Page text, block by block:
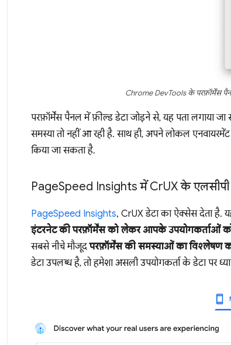
Chrome DevTools के परफ़ॉर्मेंस
परफ़ॉर्मेंस पैनल में फ़ील्ड डेटा जोड़ने से, यह पता लगाया
समस्या तो नहीं आ रही है. साथ ही, अपने लोकल
किया जा सकता है.
PageSpeed Insights में CrUX के एलसीपी
PageSpeed Insights, CrUX डेटा का ऐक्सेस देता है.
इंटरनेट की परफ़ॉर्मेंस को लेकर आपके उपयोगकर्ताओं
सबसे नीचे मौजूदपरफ़ॉर्मेंस की समस्याओं का विश्लेषण
डेटा उपलब्ध है, तो हमेशा असली उपयोगकर्ता के डेटा पर